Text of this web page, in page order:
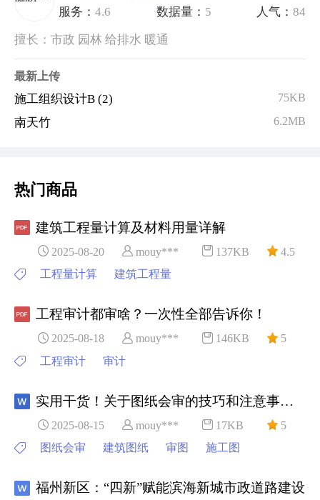
服务：4.6 数据量： 5 人气： 84
擅长：市政 园林 给排水 暖通
最新上传
施工组织设计B (2) 75KB
南天竹 6.2MB
热门商品
建筑工程量计算及材料用量详解
2025-08-20 mouy*** 137KB
4.5
工程量计算
建筑工程量
工程审计都审啥？一次性全部告诉你！
2025-08-18 mouy*** 146KB
5
工程审计
审计
实用干货！关于图纸会审的技巧和注意事项！
2025-08-15 mouy*** 17KB
5
图纸会审
建筑图纸 审图 施工图
福州新区：“四新”赋能滨海新城市政道路建设